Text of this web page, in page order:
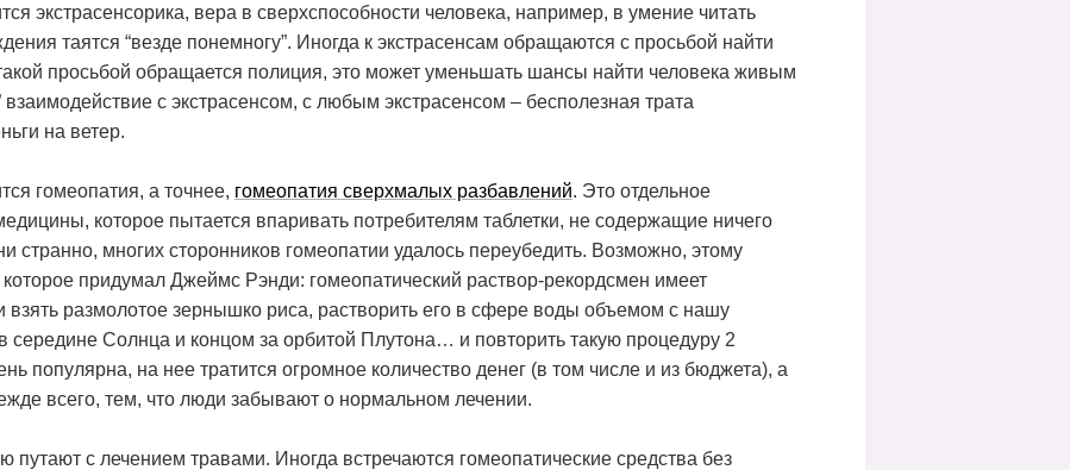
экстрасенсорика, вера в сверхспособности человека, например, в умение читать
таятся “везде понемногу”. Иногда к экстрасенсам обращаются с просьбой найти
просьбой обращается полиция, это может уменьшать шансы найти человека живым
взаимодействие с экстрасенсом, с любым экстрасенсом – бесполезная трата
на ветер.
гомеопатия, а точнее, гомеопатия сверхмалых разбавлений. Это отдельное
которое пытается впаривать потребителям таблетки, не содержащие ничего
странно, многих сторонников гомеопатии удалось переубедить. Возможно, этому
которое придумал Джеймс Рэнди: гомеопатический раствор-рекордсмен имеет
взять размолотое зернышко риса, растворить его в сфере воды объемом с нашу
середине Солнца и концом за орбитой Плутона… и повторить такую процедуру 2
популярна, на нее тратится огромное количество денег (в том числе и из бюджета), а
всего, тем, что люди забывают о нормальном лечении.
путают с лечением травами. Иногда встречаются гомеопатические средства без